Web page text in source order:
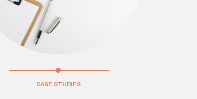
CASE STUDIES